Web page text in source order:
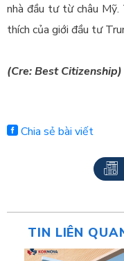
nhà đầu tư từ châu
thích của giới đầu tư
(Cre: Best Citizenship)
Chia sẻ bài viết
TIN LIÊN